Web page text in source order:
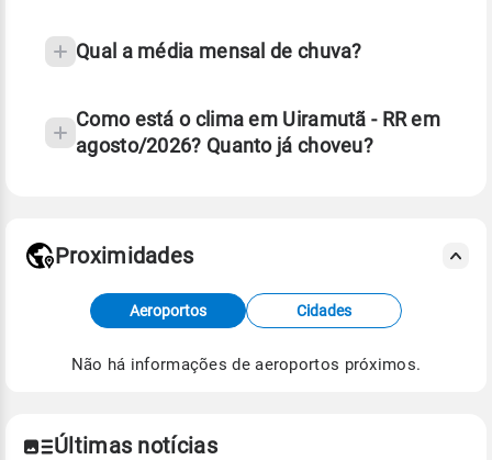
Qual a média mensal de chuva?
Como está o clima em Uiramutã - RR em
agosto/2026? Quanto já choveu?
Fonte: dados combinados de estações
meteorológicas e satélite do Centro de Previsão
de Tempo e Estudos Climáticos (CPTEC).
Proximidades
Aeroportos Cidades
Não há informações de aeroportos próximos.
Últimas notícias